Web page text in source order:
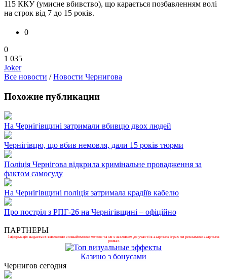
115 ККУ (умисне вбивство), що карається позбавленням волі
на строк від 7 до 15 років.
0
0
1 035
Joker
Все новости /Новости Чернигова
Похожие публикации
На Чернігівщині затримали вбивцю двох людей
Чернігівцю, що вбив немовля, дали 15 років тюрми
Поліція Чернігова відкрила кримінальне провадження за
фактом самосуду
На Чернігівщині поліція затримала крадіїв кабелю
Про постріл з РПГ-26 на Чернігівщині – офіційно
ПАРТНЕРЫ
Інформація надається виключно з ознайомчою метою та не є закликом до участі в азартних іграх чи рекламою азартних
розваг.
Казино з бонусами
Чернигов сегодня